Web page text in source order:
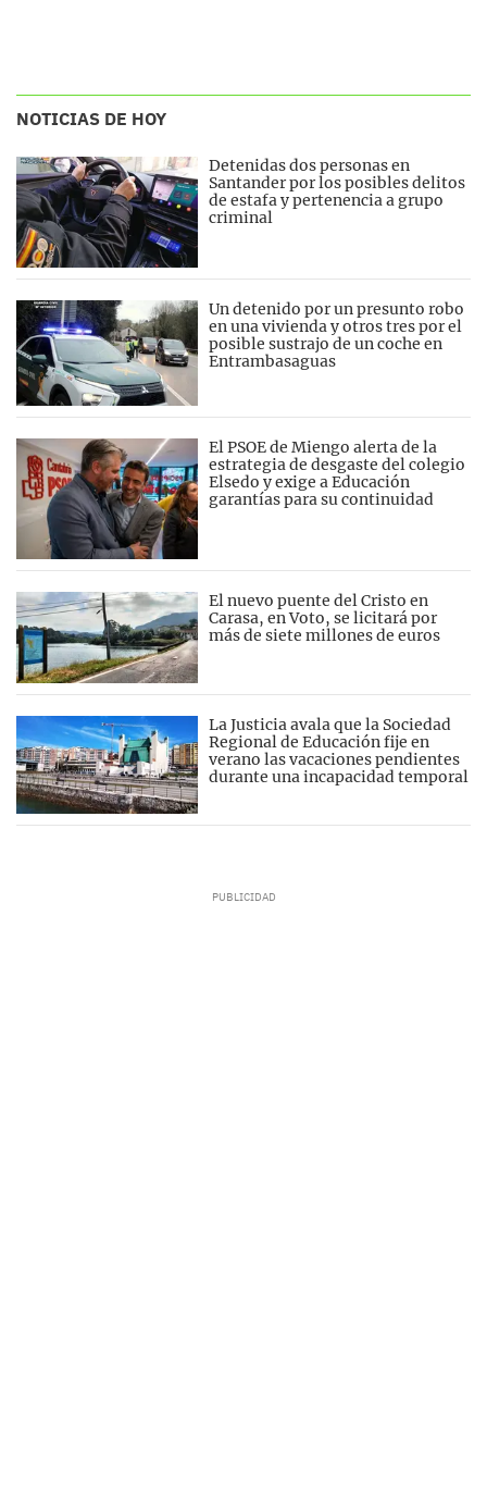
NOTICIAS DE HOY
Detenidas dos personas en
Santander por los posibles delitos
de estafa y pertenencia a grupo
criminal
Un detenido por un presunto robo
en una vivienda y otros tres por el
posible sustrajo de un coche en
Entrambasaguas
El PSOE de Miengo alerta de la
estrategia de desgaste del colegio
Elsedo y exige a Educación
garantías para su continuidad
El nuevo puente del Cristo en
Carasa, en Voto, se licitará por
más de siete millones de euros
La Justicia avala que la Sociedad
Regional de Educación fije en
verano las vacaciones pendientes
durante una incapacidad temporal